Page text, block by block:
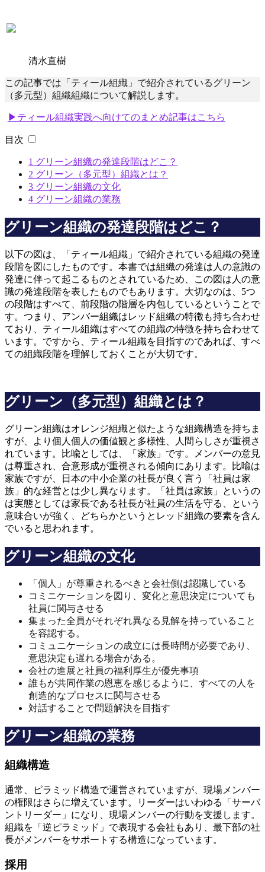
清水直樹
この記事では「ティール組織」で紹介されているグリーン
（多元型）組織組織について解説します。
▶ティール組織実践へ向けてのまとめ記事はこちら
目次
1 グリーン組織の発達段階はどこ？
2 グリーン（多元型）組織とは？
3 グリーン組織の文化
4 グリーン組織の業務
グリーン組織の発達段階はどこ？
以下の図は、「ティール組織」で紹介されている組織の発達
段階を図にしたものです。本書では組織の発達は人の意識の
発達に伴って起こるものとされているため、この図は人の意
識の発達段階を表したものでもあります。大切なのは、5つ
の段階はすべて、前段階の階層を内包しているということで
す。つまり、アンバー組織はレッド組織の特徴も持ち合わせ
ており、ティール組織はすべての組織の特徴を持ち合わせて
います。ですから、ティール組織を目指すのであれば、すべ
ての組織段階を理解しておくことが大切です。
グリーン（多元型）組織とは？
グリーン組織はオレンジ組織と似たような組織構造を持ちま
すが、より個人個人の価値観と多様性、人間らしさが重視さ
れています。比喩としては、「家族」です。メンバーの意見
は尊重され、合意形成が重視される傾向にあります。比喩は
家族ですが、日本の中小企業の社長が良く言う「社員は家
族」的な経営とは少し異なります。「社員は家族」というの
は実態としては家長である社長が社員の生活を守る、という
意味合いが強く、どちらかというとレッド組織の要素を含ん
でいると思われます。
グリーン組織の文化
「個人」が尊重されるべきと会社側は認識している
コミニケーションを図り、変化と意思決定についても
社員に関与させる
集まった全員がそれぞれ異なる見解を持っていること
を容認する。
コミュニケーションの成立には長時間が必要であり、
意思決定も遅れる場合がある。
会社の進展と社員の福利厚生が優先事項
誰もが共同作業の恩恵を感じるように、すべての人を
創造的なプロセスに関与させる
対話することで問題解決を目指す
グリーン組織の業務
組織構造
通常、ピラミッド構造で運営されていますが、現場メンバー
の権限はさらに増えています。リーダーはいわゆる「サーバ
ントリーダー」になり、現場メンバーの行動を支援します。
組織を「逆ピラミッド」で表現する会社もあり、最下部の社
長がメンバーをサポートする構造になっています。
採用